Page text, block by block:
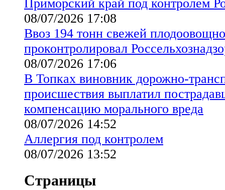
Приморский край под контролем
08/07/2026 17:08
Ввоз 194 тонн свежей
проконтролировал
08/07/2026 17:06
В Топках виновник дорожно-
происшествия выплатил
компенсацию морального вреда
08/07/2026 14:52
Аллергия под контролем
08/07/2026 13:52
Страницы